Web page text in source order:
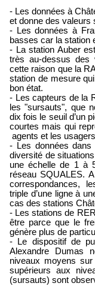
- Les données à
et donne des valeurs
- Les données à
basses car la station
- La station Auber
très au-dessus des
cette raison que la
station de mesure
bon état.
- Les capteurs de la
les "sursauts", que
dix fois le seuil d’un
courtes mais qui
agents et les
- Les données dans
diversité de
une échelle de 1 à
réseau SQUALES.
correspondances,
triple d’une ligne à
cas des stations
- Les stations de
être parce que le
génère plus de
- Le dispositif de
Alexandre Dumas
niveaux moyens
supérieurs aux
(sursauts) sont